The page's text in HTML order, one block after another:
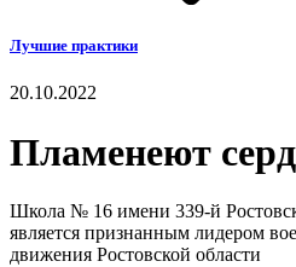
Лучшие практики
20.10.2022
Пламенеют
Школа № 16 имени 339-й
является признанным лидером
движения Ростовской области